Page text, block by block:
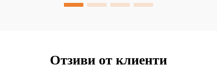
Отзиви от клиенти